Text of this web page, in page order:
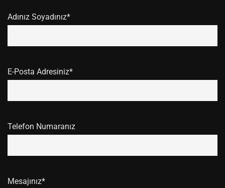
Adınız Soyadınız*
E-Posta Adresiniz*
Telefon Numaranız
Mesajınız*